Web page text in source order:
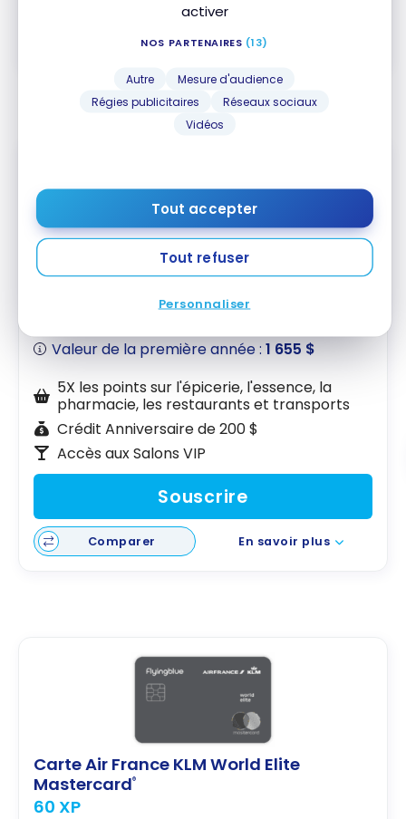
activer
NOS PARTENAIRES (13)
Autre
Mesure d'audience
Régies publicitaires
Réseaux sociaux
Vidéos
Tout accepter
Tout refuser
Personnaliser
Comparer En savoir plus
Carte BMO eclipse Visa Infinite
Privilege*
Jusqu'à 200 000 Points
Valeur de la première année :1 655 $
5X les points sur l'épicerie, l'essence, la
pharmacie, les restaurants et transports
Crédit Anniversaire de 200 $
Accès aux Salons VIP
Souscrire
Comparer En savoir plus
Carte Air France KLM World Elite
Mastercard®
60 XP